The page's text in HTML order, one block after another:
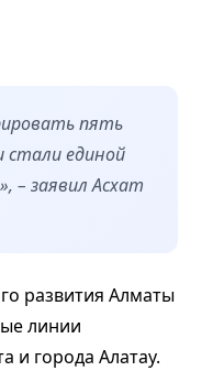
пять
единой
– заявил Асхат
развития Алматы
линии
и города Алатау.